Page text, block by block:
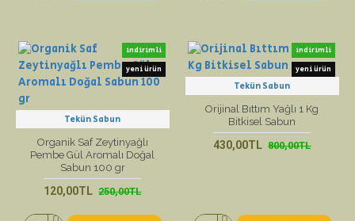
indirimli
yeni ürün
Tekün Sabun
Organik Saf Zeytinyağlı
Pembe Gül Aromalı Doğal
Sabun 100 gr
120,00TL 250,00TL
indirimli
yeni ürün
Tekün Sabun
Orijinal Bıttım Yağlı 1 Kg
Bitkisel Sabun
430,00TL 800,00TL